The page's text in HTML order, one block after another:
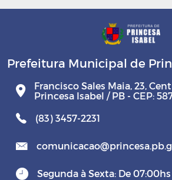
Prefeitura Municipal de
Francisco Sales Maia, 23,
Princesa Isabel / PB - CEP:
(83) 3457-2231
Segunda à Sexta: De 07:00hs